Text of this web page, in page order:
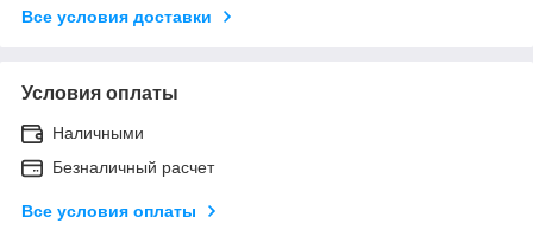
Все условия доставки
Условия оплаты
Наличными
Безналичный расчет
Все условия оплаты